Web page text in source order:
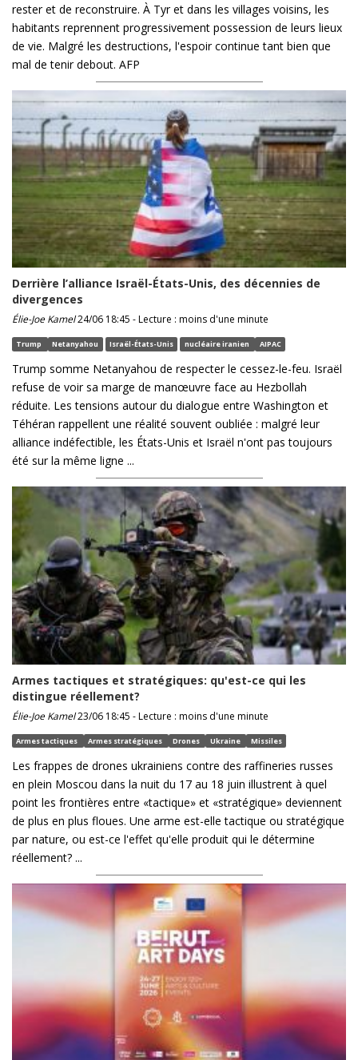
rester et de reconstruire. À Tyr et dans les villages voisins, les
habitants reprennent progressivement possession de leurs lieux
de vie. Malgré les destructions, l'espoir continue tant bien que
mal de tenir debout. AFP
Derrière l’alliance Israël-États-Unis, des décennies de
divergences
Élie-Joe Kamel24/06 18:45 - Lecture : moins d'une minute
Trump Netanyahou Israël-États-Unis nucléaire iranien AIPAC
Trump somme Netanyahou de respecter le cessez-le-feu. Israël
refuse de voir sa marge de manœuvre face au Hezbollah
réduite. Les tensions autour du dialogue entre Washington et
Téhéran rappellent une réalité souvent oubliée : malgré leur
alliance indéfectible, les États-Unis et Israël n'ont pas toujours
été sur la même ligne ...
Armes tactiques et stratégiques: qu'est-ce qui les
distingue réellement?
Élie-Joe Kamel23/06 18:45 - Lecture : moins d'une minute
Armes tactiques Armes stratégiques Drones Ukraine Missiles
Les frappes de drones ukrainiens contre des raffineries russes
en plein Moscou dans la nuit du 17 au 18 juin illustrent à quel
point les frontières entre «tactique» et «stratégique» deviennent
de plus en plus floues. Une arme est-elle tactique ou stratégique
par nature, ou est-ce l'effet qu'elle produit qui le détermine
réellement? ...